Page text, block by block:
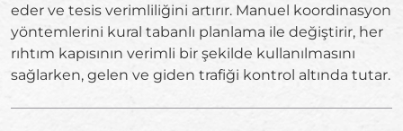
eder ve tesis verimliliğini artırır. Manuel koordinasyon
yöntemlerini kural tabanlı planlama ile değiştirir, her
rıhtım kapısının verimli bir şekilde kullanılmasını
sağlarken, gelen ve giden trafiği kontrol altında tutar.